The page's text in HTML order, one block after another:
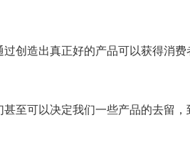
创造出真正好的产品可以获得消
至可以决定我们一些产品的去留